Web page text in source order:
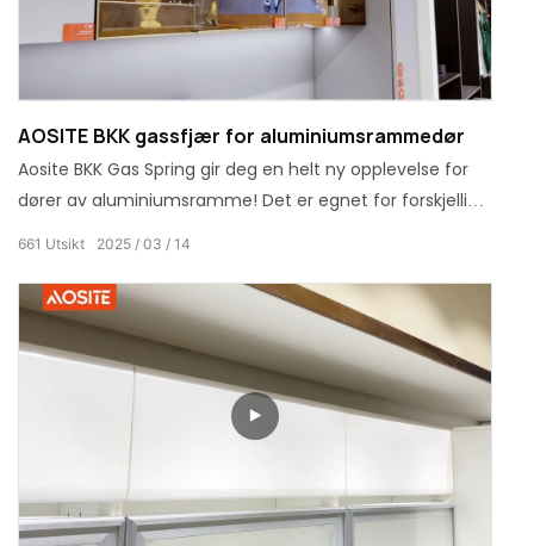
AOSITE BKK gassfjær for aluminiumsrammedør
Aosite BKK Gas Spring gir deg en helt ny opplevelse for
dører av aluminiumsramme! Det er egnet for forskjellige
mangfoldige behov. Velg denne gassfjæren for å gjøre
hjemmelivet ditt smartere og mer praktisk!
2025 03 14
661 Utsikt